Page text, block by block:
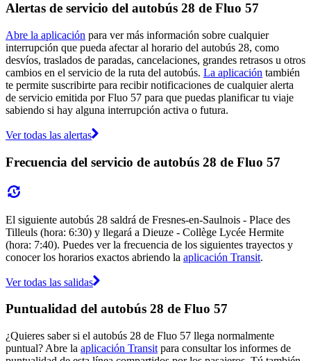
Alertas de servicio del autobús 28 de Fluo 57
Abre la aplicación para ver más información sobre cualquier
interrupción que pueda afectar al horario del autobús 28, como
desvíos, traslados de paradas, cancelaciones, grandes retrasos u otros
cambios en el servicio de la ruta del autobús. La aplicación también
te permite suscribirte para recibir notificaciones de cualquier alerta
de servicio emitida por Fluo 57 para que puedas planificar tu viaje
sabiendo si hay alguna interrupción activa o futura.
Ver todas las alertas
Frecuencia del servicio de autobús 28 de Fluo 57
El siguiente autobús 28 saldrá de Fresnes-en-Saulnois - Place des
Tilleuls (hora: 6:30) y llegará a Dieuze - Collège Lycée Hermite
(hora: 7:40). Puedes ver la frecuencia de los siguientes trayectos y
conocer los horarios exactos abriendo la aplicación Transit.
Ver todas las salidas
Puntualidad del autobús 28 de Fluo 57
¿Quieres saber si el autobús 28 de Fluo 57 llega normalmente
puntual? Abre la aplicación Transit para consultar los informes de